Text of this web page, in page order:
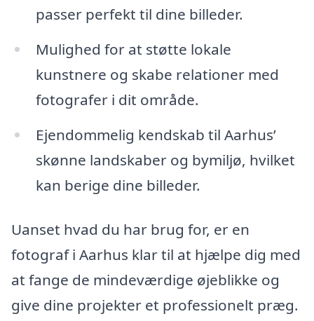
passer perfekt til dine billeder.
Mulighed for at støtte lokale
kunstnere og skabe relationer med
fotografer i dit område.
Ejendommelig kendskab til Aarhus’
skønne landskaber og bymiljø, hvilket
kan berige dine billeder.
Uanset hvad du har brug for, er en
fotograf i Aarhus klar til at hjælpe dig med
at fange de mindeværdige øjeblikke og
give dine projekter et professionelt præg.